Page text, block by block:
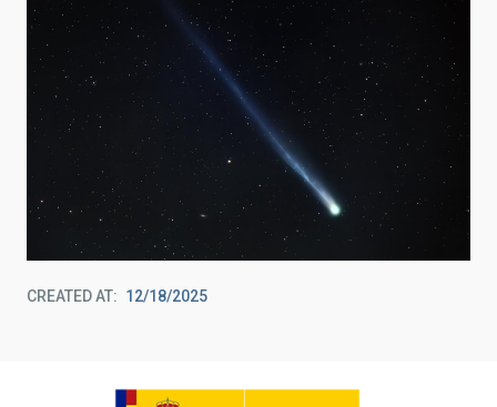
CREATED AT 12/18/2025